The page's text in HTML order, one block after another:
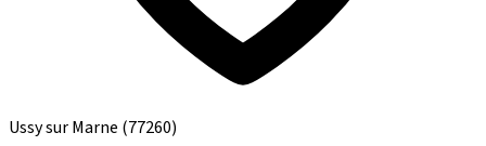
Ussy sur Marne (77260)